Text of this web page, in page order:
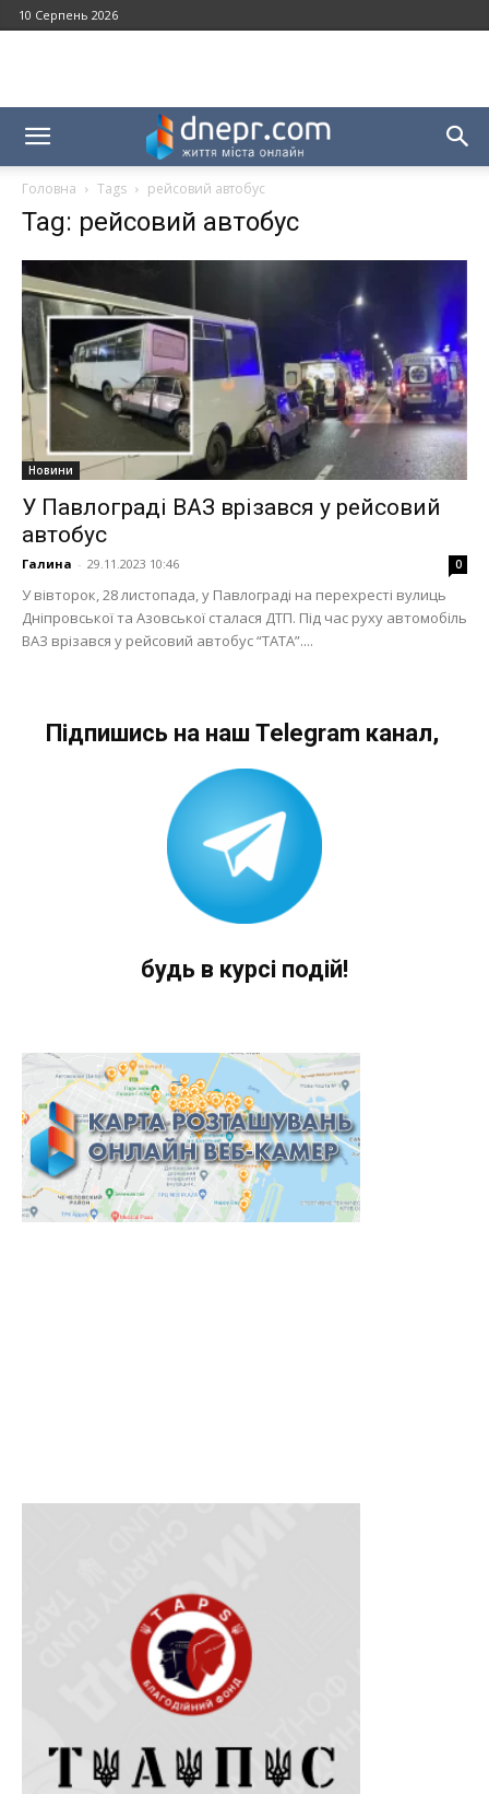
10 Серпень 2026
Головна Tags рейсовий автобус
Tag: рейсовий автобус
Новини
У Павлограді ВАЗ врізався у рейсовий
автобус
Галина - 29.11.2023 10:46 0
У вівторок, 28 листопада, у Павлограді на перехресті вулиць
Дніпровської та Азовської сталася ДТП. Під час руху автомобіль
ВАЗ врізався у рейсовий автобус “ТАТА”....
Підпишись на наш Telegram канал,
будь в курсі подій!